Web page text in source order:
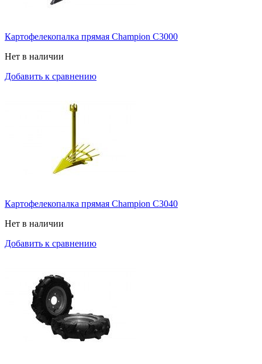
Картофелекопалка прямая Champion C3000
Нет в наличии
Добавить к сравнению
Картофелекопалка прямая Champion C3040
Нет в наличии
Добавить к сравнению